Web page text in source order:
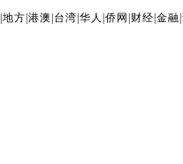
|地方 |港澳 台湾 |华人 |侨网 财经 |金融 |